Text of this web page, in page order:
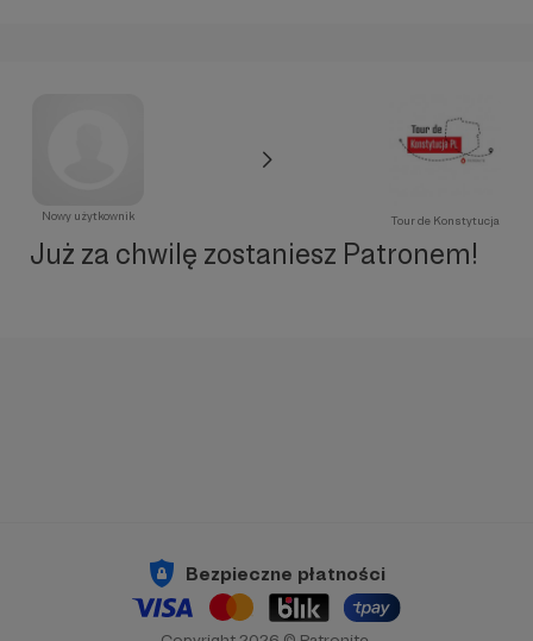
Nowy użytkownik Tour de Konstytucja
Już za chwilę zostaniesz Patronem!
Bezpieczne płatności